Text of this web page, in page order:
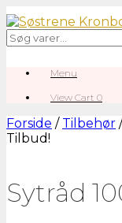
Gå
til
indhold
Søg
efter:
Menu
View
cart
View Cart 0
Forside / Tilbehør
Tilbud!
Sytråd